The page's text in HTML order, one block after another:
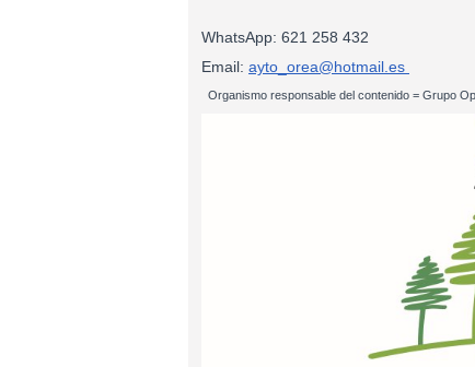
WhatsApp: 621 258 432
Email: ayto_orea@hotmail.es
Organismo responsable del contenido = Grupo